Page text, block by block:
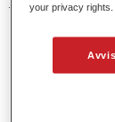
tette farger.
Tette farger,
Påføres i et
your privacy